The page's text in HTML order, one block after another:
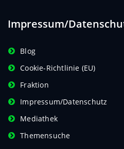
Impressum/
Blog
Cookie-Richtlinie (EU)
Fraktion
Impressum/Datenschutz
Mediathek
Themensuche